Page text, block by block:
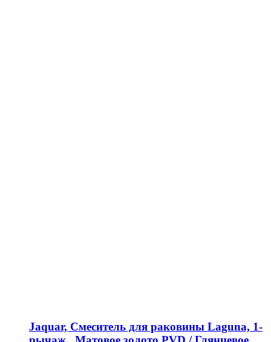
Jaquar, Смеситель для раковины Laguna, 1-